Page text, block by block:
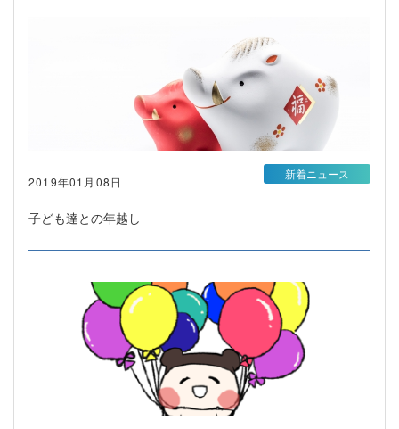
2019年01月08日
子ども達との年越し
新着ニュース